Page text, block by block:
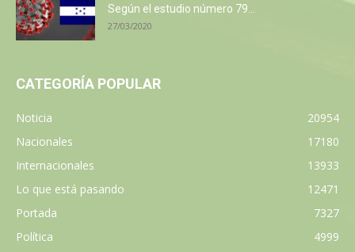
Según el estudio número 79...
27/03/2020
CATEGORÍA POPULAR
Noticia
20954
Nacionales
17180
Internacionales
13933
Lo que está pasando
12471
Portada
7327
Política
4999